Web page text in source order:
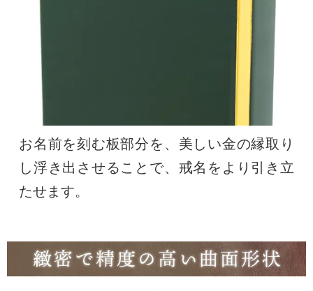
お名前を刻む板部分を、美しい金の縁取り
し浮き出させることで、戒名をより引き立
たせます。